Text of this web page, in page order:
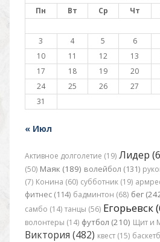
Пн Вт Ср Чт
3
4 5 6
10
11 12 13
17
18 19 20
24
25 26 27
31
« Июл
Активное долголетие (19) Лидер
(50) Маяк (189) волейбол (131)
(7) Конина (60) субботник (19)
фитнес (114) бадминтон (68) бег
самбо (14) танцы (56) Егорьевск
волонтеры (14) футбол (210) Щит и
Виктория (482) квест (15)